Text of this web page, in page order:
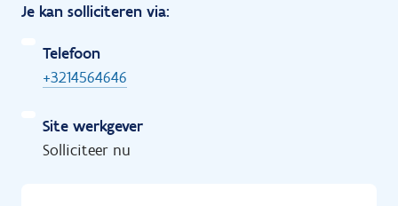
Je kan solliciteren via:
Telefoon
+3214564646
Site werkgever
Solliciteer nu